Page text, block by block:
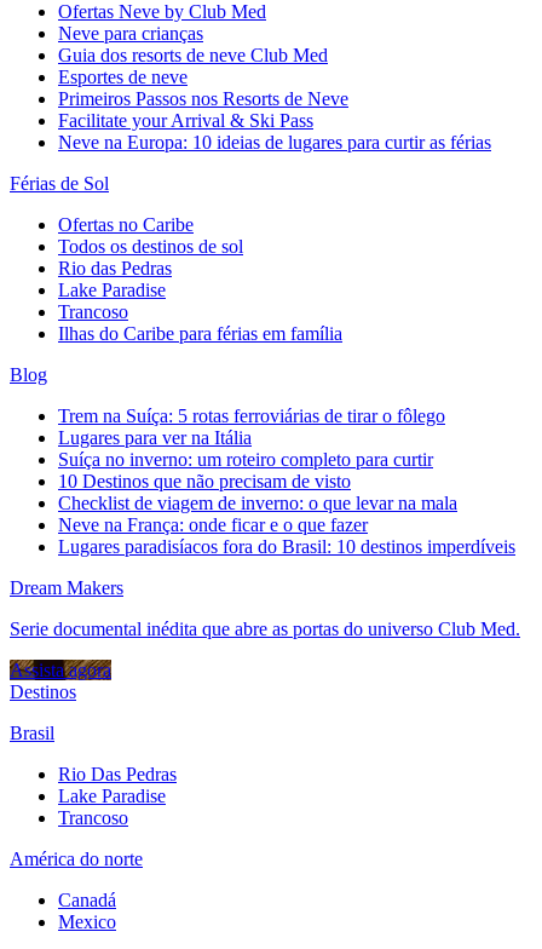
Ofertas Neve by Club Med
Neve para crianças
Guia dos resorts de neve Club Med
Esportes de neve
Primeiros Passos nos Resorts de Neve
Facilitate your Arrival & Ski Pass
Neve na Europa: 10 ideias de lugares para curtir as férias
Férias de Sol
Ofertas no Caribe
Todos os destinos de sol
Rio das Pedras
Lake Paradise
Trancoso
Ilhas do Caribe para férias em família
Blog
Trem na Suíça: 5 rotas ferroviárias de tirar o fôlego
Lugares para ver na Itália
Suíça no inverno: um roteiro completo para curtir
10 Destinos que não precisam de visto
Checklist de viagem de inverno: o que levar na mala
Neve na França: onde ficar e o que fazer
Lugares paradisíacos fora do Brasil: 10 destinos imperdíveis
Dream Makers
Serie documental inédita que abre as portas do universo Club Med.
Assista agora
Destinos
Brasil
Rio Das Pedras
Lake Paradise
Trancoso
América do norte
Canadá
Mexico